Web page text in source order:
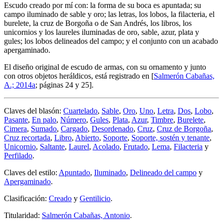
Escudo creado por mí con: la forma de su boca es apuntada; su
campo iluminado de sable y oro; las letras, los lobos, la filacteria, el
burelete, la cruz de Borgoña o de San Andrés, los libros, los
unicornios y los laureles iluminadas de oro, sable, azur, plata y
gules; los lobos delineados del campo; y el conjunto con un acabado
apergaminado.
El diseño original de escudo de armas, con su ornamento y junto
con otros objetos heráldicos, está registrado en [Salmerón Cabañas,
A.; 2014a; páginas 24 y 25].
Claves del blasón: Cuartelado, Sable, Oro, Uno, Letra, Dos, Lobo,
Pasante, En palo, Número, Gules, Plata, Azur, Timbre, Burelete,
Cimera, Sumado, Cargado, Desordenado, Cruz, Cruz de Borgoña,
Cruz recortada, Libro, Abierto, Soporte, Soporte, sostén y tenante,
Unicornio, Saltante, Laurel, Acolado, Frutado, Lema, Filacteria y
Perfilado.
Claves del estilo: Apuntado, Iluminado, Delineado del campo y
Apergaminado.
Clasificación: Creado y Gentilicio.
Titularidad: Salmerón Cabañas, Antonio.